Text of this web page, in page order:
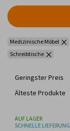
Medizinische Möbel
Schreibtische
Geringster Preis
Älteste Produkte
AUF LAGER
SCHNELLE LIEFERUNG